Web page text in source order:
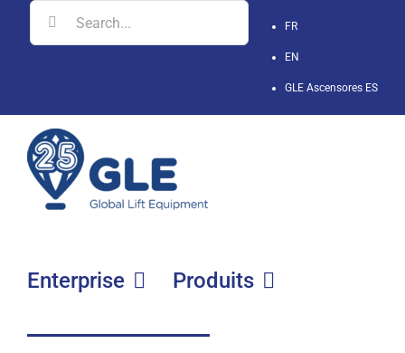
Skip
FR
EN
GLE Ascensores ES
Search
for:
Enterprise Produits